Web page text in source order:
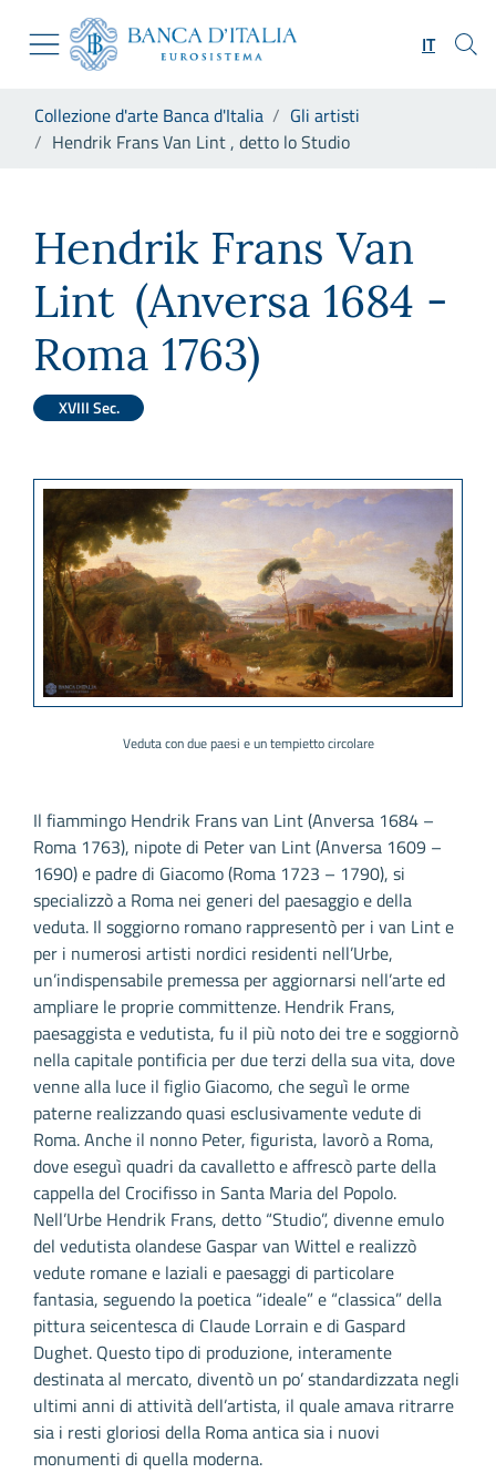
Skip to Main Content
Vai al sito istituzionale
Vai al menu di navigazione
Vai alla ricerca
Vai al footer
IT
Collezione d'arte Banca d'Italia
Gli artisti
Hendrik Frans Van Lint , detto lo Studio
Hendrik Frans Van
Lint (Anversa 1684 -
Roma 1763)
XVIII Sec.
Veduta con due paesi e un tempietto circolare
Il fiammingo Hendrik Frans van Lint (Anversa 1684 –
Roma 1763), nipote di Peter van Lint (Anversa 1609 –
1690) e padre di Giacomo (Roma 1723 – 1790), si
specializzò a Roma nei generi del paesaggio e della
veduta. Il soggiorno romano rappresentò per i van Lint e
per i numerosi artisti nordici residenti nell’Urbe,
un’indispensabile premessa per aggiornarsi nell’arte ed
ampliare le proprie committenze. Hendrik Frans,
paesaggista e vedutista, fu il più noto dei tre e soggiornò
nella capitale pontificia per due terzi della sua vita, dove
venne alla luce il figlio Giacomo, che seguì le orme
paterne realizzando quasi esclusivamente vedute di
Roma. Anche il nonno Peter, figurista, lavorò a Roma,
dove eseguì quadri da cavalletto e affrescò parte della
cappella del Crocifisso in Santa Maria del Popolo.
Nell’Urbe Hendrik Frans, detto “Studio”, divenne emulo
del vedutista olandese Gaspar van Wittel e realizzò
vedute romane e laziali e paesaggi di particolare
fantasia, seguendo la poetica “ideale” e “classica” della
pittura seicentesca di Claude Lorrain e di Gaspard
Dughet. Questo tipo di produzione, interamente
destinata al mercato, diventò un po’ standardizzata negli
ultimi anni di attività dell’artista, il quale amava ritrarre
sia i resti gloriosi della Roma antica sia i nuovi
monumenti di quella moderna.